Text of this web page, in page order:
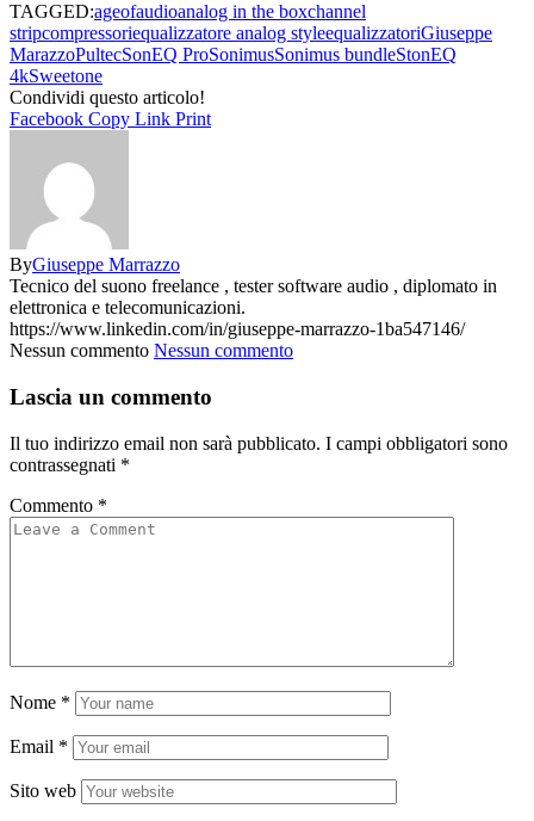
TAGGED:ageofaudioanalog in the boxchannel
stripcompressoriequalizzatore analog styleequalizzatoriGiuseppe
MarazzoPultecSonEQ ProSonimusSonimus bundleStonEQ
4kSweetone
Condividi questo articolo!
Facebook Copy Link Print
ByGiuseppe Marrazzo
Tecnico del suono freelance , tester software audio , diplomato in
elettronica e telecomunicazioni.
https://www.linkedin.com/in/giuseppe-marrazzo-1ba547146/
Nessun commento Nessun commento
Lascia un commento
Il tuo indirizzo email non sarà pubblicato. I campi obbligatori sono
contrassegnati *
Commento *
Nome *
Email *
Sito web